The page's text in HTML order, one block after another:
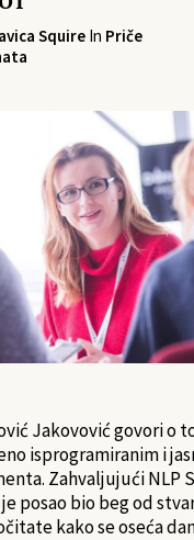
Squire In Priče
Jakovović govori o
isprogramiranim i
Zahvaljujući NLP
posao bio beg od
kako se oseća